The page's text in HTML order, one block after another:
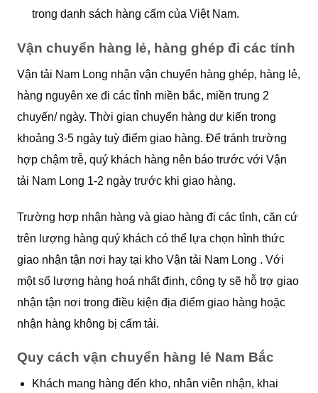
trong danh sách hàng cấm của Việt Nam.
Vận chuyển hàng lẻ, hàng ghép đi các tỉnh
Vận tải Nam Long nhận vận chuyển hàng ghép, hàng lẻ,
hàng nguyên xe đi các tỉnh miền bắc, miền trung 2
chuyến/ ngày. Thời gian chuyển hàng dự kiến trong
khoảng 3-5 ngày tuỳ điểm giao hàng. Để tránh trường
hợp chậm trễ, quý khách hàng nên báo trước với Vận
tải Nam Long 1-2 ngày trước khi giao hàng.
Trường hợp nhận hàng và giao hàng đi các tỉnh, căn cứ
trên lượng hàng quý khách có thể lựa chọn hình thức
giao nhận tận nơi hay tại kho Vận tải Nam Long . Với
một số lượng hàng hoá nhất định, công ty sẽ hỗ trợ giao
nhận tận nơi trong điều kiện địa điểm giao hàng hoặc
nhận hàng không bị cấm tải.
Quy cách vận chuyển hàng lẻ Nam Bắc
Khách mang hàng đến kho, nhân viên nhận, khai